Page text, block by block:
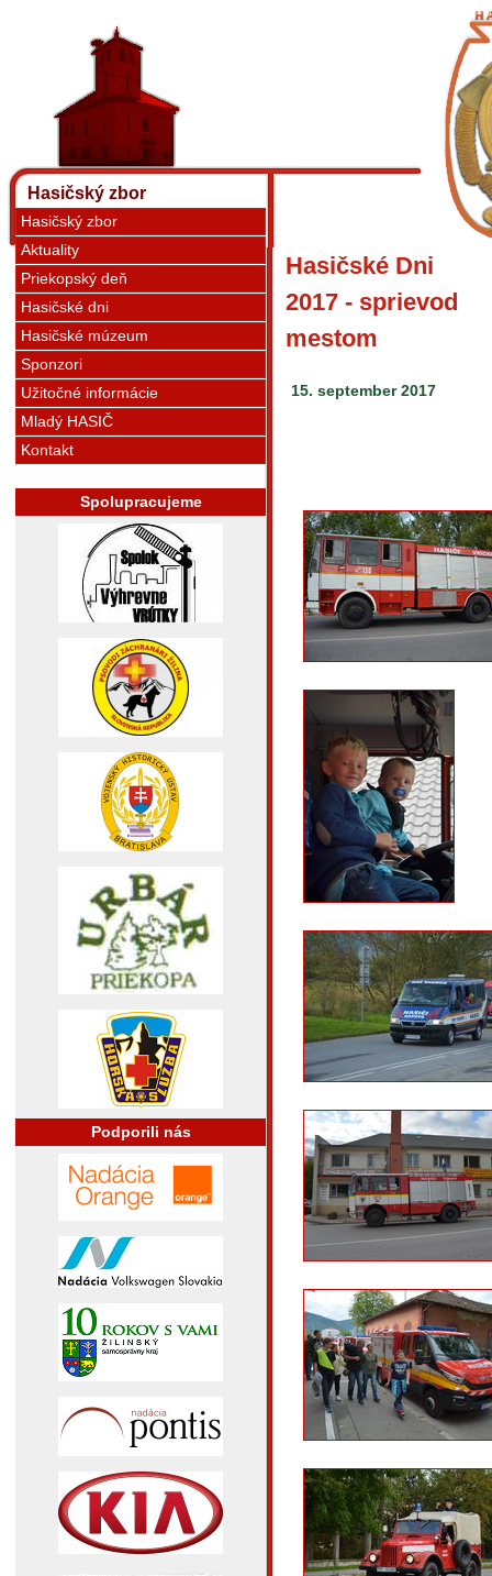
Hasičský zbor
Hasičský zbor
Aktuality
Priekopský deň
Hasičské dni
Hasičské múzeum
Sponzori
Užitočné informácie
Mladý HASIČ
Kontakt
Spolupracujeme
Podporili nás
Hasičské Dni
2017 - sprievod
mestom
15. september 2017